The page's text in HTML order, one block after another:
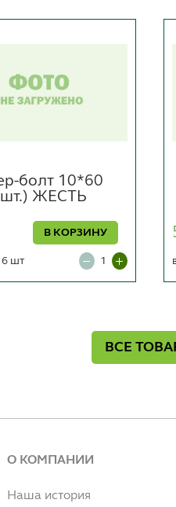
болт 10*60
ЖЕСТЬ
В КОРЗИНУ
6 шт
ВСЕ
О КОМПАНИИ
Наша история